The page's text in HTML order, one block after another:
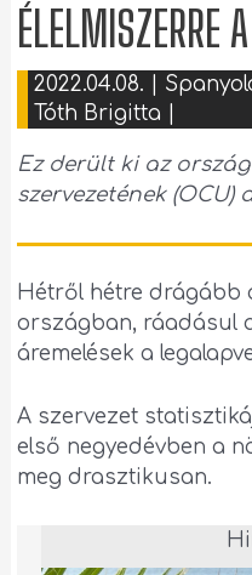
ÉLELMISZERRE
2022.04.08.
Tóth Brigitta
Ez derült ki az
szervezetének (OCU)
Hétről hétre drágább
országban, ráadásul
áremelések a
A szervezet
első negyedévben a
meg drasztikusan.